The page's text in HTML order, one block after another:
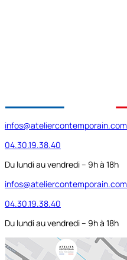
infos@ateliercontemporain.com
04.30.19.38.40
Du lundi au vendredi – 9h à 18h
infos@ateliercontemporain.com
04.30.19.38.40
Du lundi au vendredi – 9h à 18h